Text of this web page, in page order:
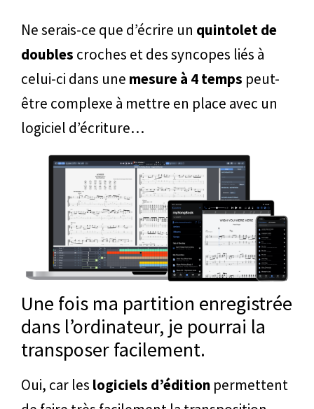
Ne serais-ce que d’écrire un quintolet de
doubles croches et des syncopes liés à
celui-ci dans une mesure à 4 temps peut-
être complexe à mettre en place avec un
logiciel d’écriture…
Une fois ma partition enregistrée
dans l’ordinateur, je pourrai la
transposer facilement.
Oui, car les logiciels d’édition permettent